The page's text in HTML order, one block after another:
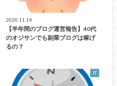
2020.11.14
【半年間のブログ運営報告】40代
のオジサンでも副業ブログは稼げ
るの？
IT